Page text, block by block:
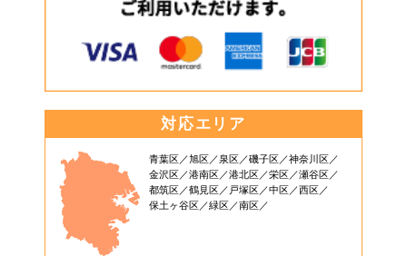
対応エリア
青葉区 旭区 泉区 磯子区
神奈川区
金沢区
港南区 港北区 栄区
瀬谷区
都筑区
鶴見区 戸塚区 中区
西区
保土ヶ谷区
緑区 南区